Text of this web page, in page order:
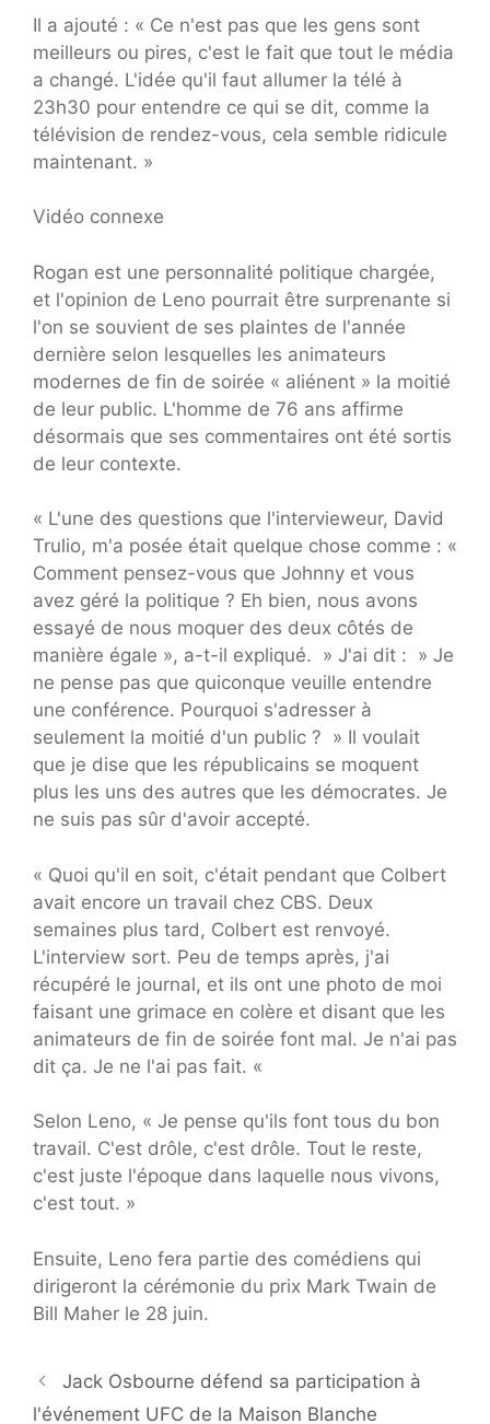
Il a ajouté : « Ce n'est pas que les gens sont
meilleurs ou pires, c'est le fait que tout le média
a changé. L'idée qu'il faut allumer la télé à
23h30 pour entendre ce qui se dit, comme la
télévision de rendez-vous, cela semble ridicule
maintenant. »
Vidéo connexe
Rogan est une personnalité politique chargée,
et l'opinion de Leno pourrait être surprenante si
l'on se souvient de ses plaintes de l'année
dernière selon lesquelles les animateurs
modernes de fin de soirée « aliénent » la moitié
de leur public. L'homme de 76 ans affirme
désormais que ses commentaires ont été sortis
de leur contexte.
« L'une des questions que l'intervieweur, David
Trulio, m'a posée était quelque chose comme : «
Comment pensez-vous que Johnny et vous
avez géré la politique ? Eh bien, nous avons
essayé de nous moquer des deux côtés de
manière égale », a-t-il expliqué. » J'ai dit : » Je
ne pense pas que quiconque veuille entendre
une conférence. Pourquoi s'adresser à
seulement la moitié d'un public ? » Il voulait
que je dise que les républicains se moquent
plus les uns des autres que les démocrates. Je
ne suis pas sûr d'avoir accepté.
« Quoi qu'il en soit, c'était pendant que Colbert
avait encore un travail chez CBS. Deux
semaines plus tard, Colbert est renvoyé.
L'interview sort. Peu de temps après, j'ai
récupéré le journal, et ils ont une photo de moi
faisant une grimace en colère et disant que les
animateurs de fin de soirée font mal. Je n'ai pas
dit ça. Je ne l'ai pas fait. «
Selon Leno, « Je pense qu'ils font tous du bon
travail. C'est drôle, c'est drôle. Tout le reste,
c'est juste l'époque dans laquelle nous vivons,
c'est tout. »
Ensuite, Leno fera partie des comédiens qui
dirigeront la cérémonie du prix Mark Twain de
Bill Maher le 28 juin.
Jack Osbourne défend sa participation à
l'événement UFC de la Maison Blanche